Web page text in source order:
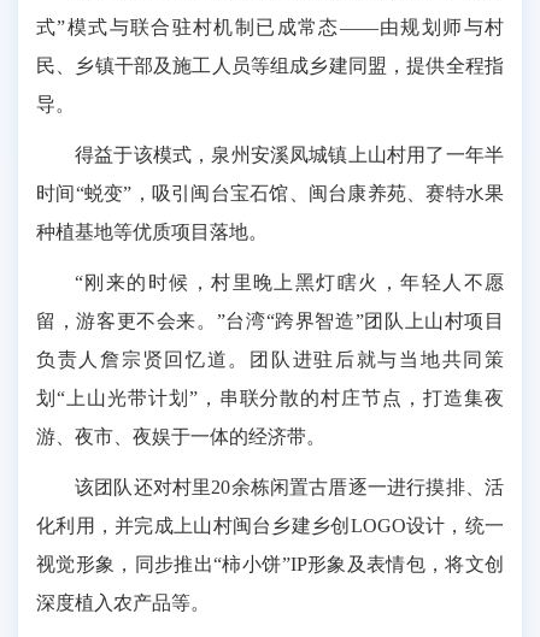
式”模式与联合驻村机制已成常态——由规划师与村
民、乡镇干部及施工人员等组成乡建同盟，提供全程指
导。
得益于该模式，泉州安溪凤城镇上山村用了一年半
时间“蜕变”，吸引闽台宝石馆、闽台康养苑、赛特水果
种植基地等优质项目落地。
“刚来的时候，村里晚上黑灯瞎火，年轻人不愿
留，游客更不会来。”台湾“跨界智造”团队上山村项目
负责人詹宗贤回忆道。团队进驻后就与当地共同策
划“上山光带计划”，串联分散的村庄节点，打造集夜
游、夜市、夜娱于一体的经济带。
该团队还对村里20余栋闲置古厝逐一进行摸排、活
化利用，并完成上山村闽台乡建乡创LOGO设计，统一
视觉形象，同步推出“柿小饼”IP形象及表情包，将文创
深度植入农产品等。